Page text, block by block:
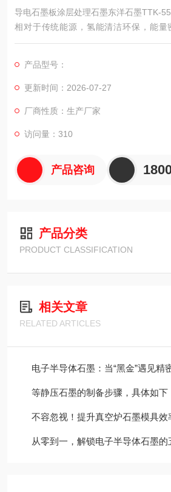
导电石墨板涂层处理石墨东洋石墨TTK-55
相对于传统能源，氢能清洁环保，能量
源。作为氢能主要应用领域之一，氢燃
水，实现无排放。因此，氢燃料电池以
放、能量和功率密度高等优点被认为是适
产品型号：
更新时间：2026-07-27
厂商性质：生产厂家
访问量：310
产品咨询
产品分类
PRODUCT CLASSIFICATION
相关文章
RELATED ARTICLES
电子半导体石墨：当“黑金”遇见精
等静压石墨的制备步骤，具体如下
不容忽视！提升真空炉石墨模具效
从零到一，解锁电子半导体石墨的